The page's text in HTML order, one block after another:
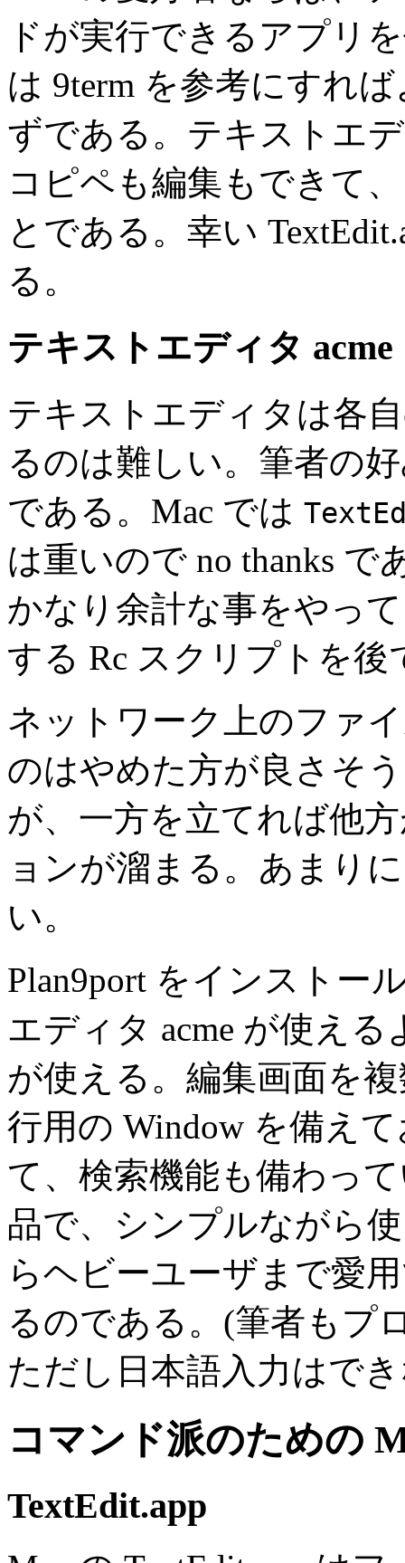
ドが実行できるアプリ
は 9term を参考にすれ
ずである。テキストエ
コピペも編集もできて
とである。幸い
る。
テキストエディタ acme
テキストエディタは各
るのは難しい。筆者の
である。Mac では
は重いので no thanks で
かなり余計な事をやっ
する Rc スクリプトを後
ネットワーク上のファ
のはやめた方が良さそ
が、一方を立てれば他
ョンが溜まる。あまり
い。
Plan9port をインストー
エディタ acme が使え
が使える。編集画面を
行用の Window を備え
て、検索機能も備わって
品で、シンプルながら
らヘビーユーザまで愛
るのである。(筆者もプ
ただし日本語入力はで
コマンド派のための
TextEdit.app